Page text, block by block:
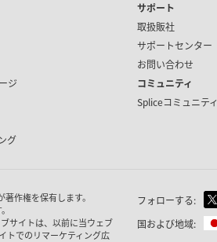
ジ
グ
サポート
取扱販社
サポートセンター
お問い合わせ
コミュニティ
Spliceコミュニティ
著作権を保有します。
サイトは、以前に当ウェブ
トでのリマーケティング広
フォローする:
国および地域: